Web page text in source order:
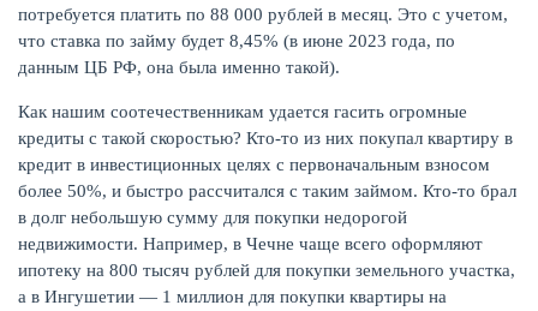
потребуется платить по 88 000 рублей в месяц. Это с учетом,
что ставка по займу будет 8,45% (в июне 2023 года, по
данным ЦБ РФ, она была именно такой).
Как нашим соотечественникам удается гасить огромные
кредиты с такой скоростью? Кто-то из них покупал квартиру в
кредит в инвестиционных целях с первоначальным взносом
более 50%, и быстро рассчитался с таким займом. Кто-то брал
в долг небольшую сумму для покупки недорогой
недвижимости. Например, в Чечне чаще всего оформляют
ипотеку на 800 тысяч рублей для покупки земельного участка,
а в Ингушетии — 1 миллион для покупки квартиры на